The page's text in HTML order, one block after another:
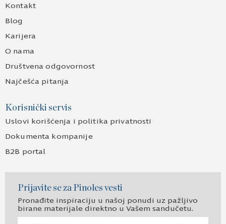
Kontakt
Blog
Karijera
O nama
Društvena odgovornost
Najčešća pitanja
Korisnički servis
Uslovi korišćenja i politika privatnosti
Dokumenta kompanije
B2B portal
Prijavite se za Pinoles vesti
Pronađite inspiraciju u našoj ponudi uz pažljivo
birane materijale direktno u Vašem sandučetu.